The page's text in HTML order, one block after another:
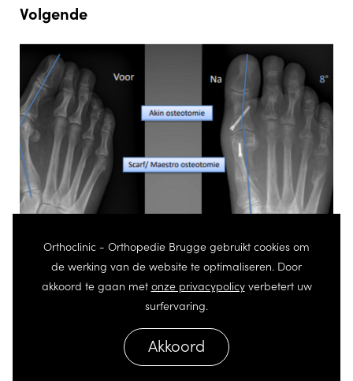
Volgende
Orthoclinic - Orthopedie Brugge gebruikt cookies om
de werking van de website te optimaliseren. Door
akkoord te gaan met onze privacypolicyverbetert uw
surfervaring.
Akkoord